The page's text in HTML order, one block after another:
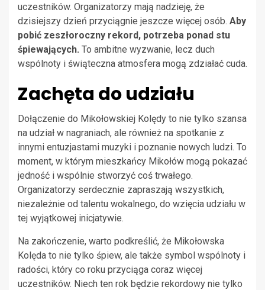
uczestników. Organizatorzy mają nadzieję, że
dzisiejszy dzień przyciągnie jeszcze więcej osób. Aby
pobić zeszłoroczny rekord, potrzeba ponad stu
śpiewających. To ambitne wyzwanie, lecz duch
wspólnoty i świąteczna atmosfera mogą zdziałać cuda.
Zachęta do udziału
Dołączenie do Mikołowskiej Kolędy to nie tylko szansa
na udział w nagraniach, ale również na spotkanie z
innymi entuzjastami muzyki i poznanie nowych ludzi. To
moment, w którym mieszkańcy Mikołów mogą pokazać
jedność i wspólnie stworzyć coś trwałego.
Organizatorzy serdecznie zapraszają wszystkich,
niezależnie od talentu wokalnego, do wzięcia udziału w
tej wyjątkowej inicjatywie.
Na zakończenie, warto podkreślić, że Mikołowska
Kolęda to nie tylko śpiew, ale także symbol wspólnoty i
radości, który co roku przyciąga coraz więcej
uczestników. Niech ten rok będzie rekordowy nie tylko